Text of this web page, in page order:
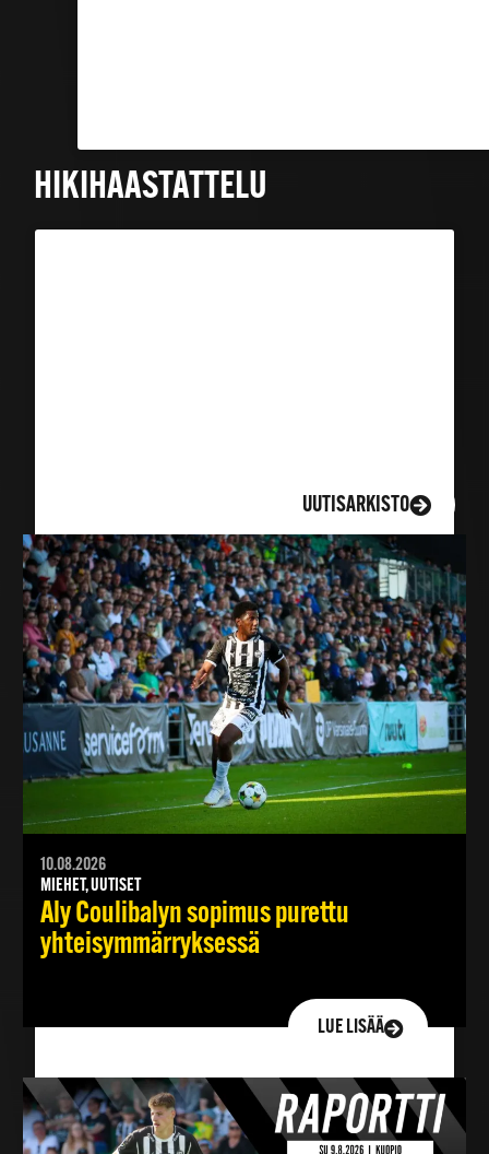
HIKIHAASTATTELU
UUTISARKISTO
10.08.2026
MIEHET, UUTISET
Aly Coulibalyn sopimus purettu
yhteisymmärryksessä
LUE LISÄÄ